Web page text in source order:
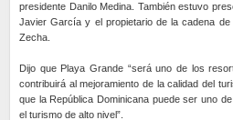
presidente Danilo Medina. También estuvo
Javier García y el propietario de la cadena
Zecha.
Dijo que Playa Grande “será uno de los
contribuirá al mejoramiento de la calidad del
que la República Dominicana puede ser uno
el turismo de alto nivel”.